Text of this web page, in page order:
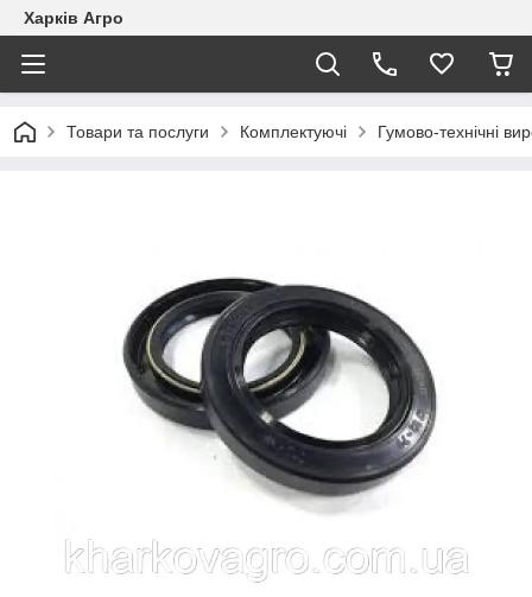
Харків Агро
Товари та послуги Комплектуючі Гумово-технічні